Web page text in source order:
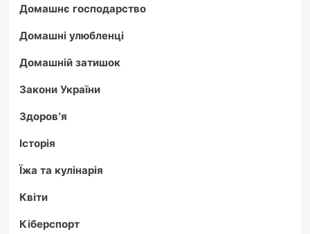
Домашнє господарство
Домашні улюбленці
Домашній затишок
Закони України
Здоров'я
Історія
Їжа та кулінарія
Квіти
Кіберспорт